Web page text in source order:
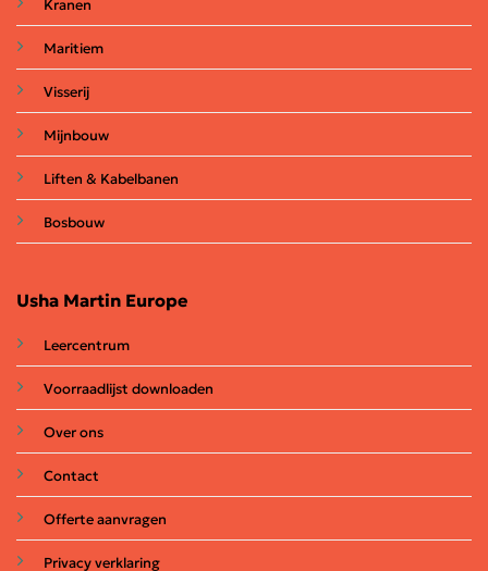
Kranen
Maritiem
Visserij
Mijnbouw
Liften & Kabelbanen
Bosbouw
Usha Martin Europe
Leercentrum
Voorraadlijst downloaden
Over ons
Contact
Offerte aanvragen
Privacy verklaring